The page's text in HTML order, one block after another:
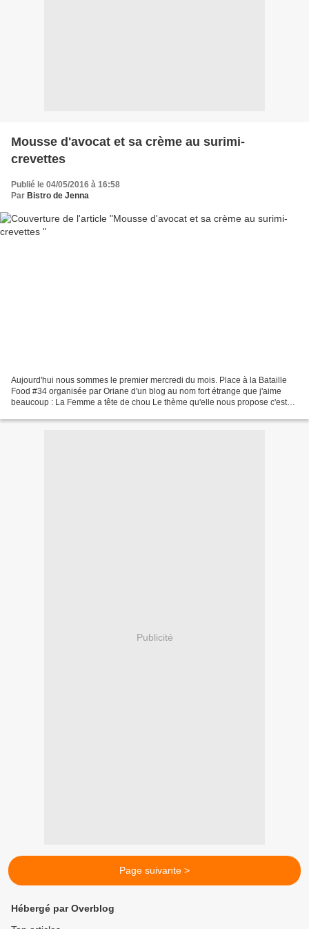
Mousse d'avocat et sa crème au surimi-
crevettes
Publié le 04/05/2016 à 16:58
Par Bistro de Jenna
Aujourd'hui nous sommes le premier mercredi du mois. Place à la Bataille
Food #34 organisée par Oriane d'un blog au nom fort étrange que j'aime
beaucoup : La Femme a tête de chou Le thème qu'elle nous propose c'est
Publicité
Page suivante >
Hébergé par Overblog